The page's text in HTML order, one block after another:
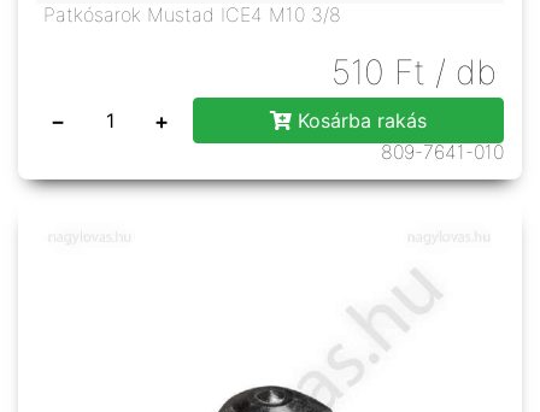
Patkósarok Mustad ICE4 M10 3/8
510 Ft / db
− +
Kosárba rakás
809-7641-010